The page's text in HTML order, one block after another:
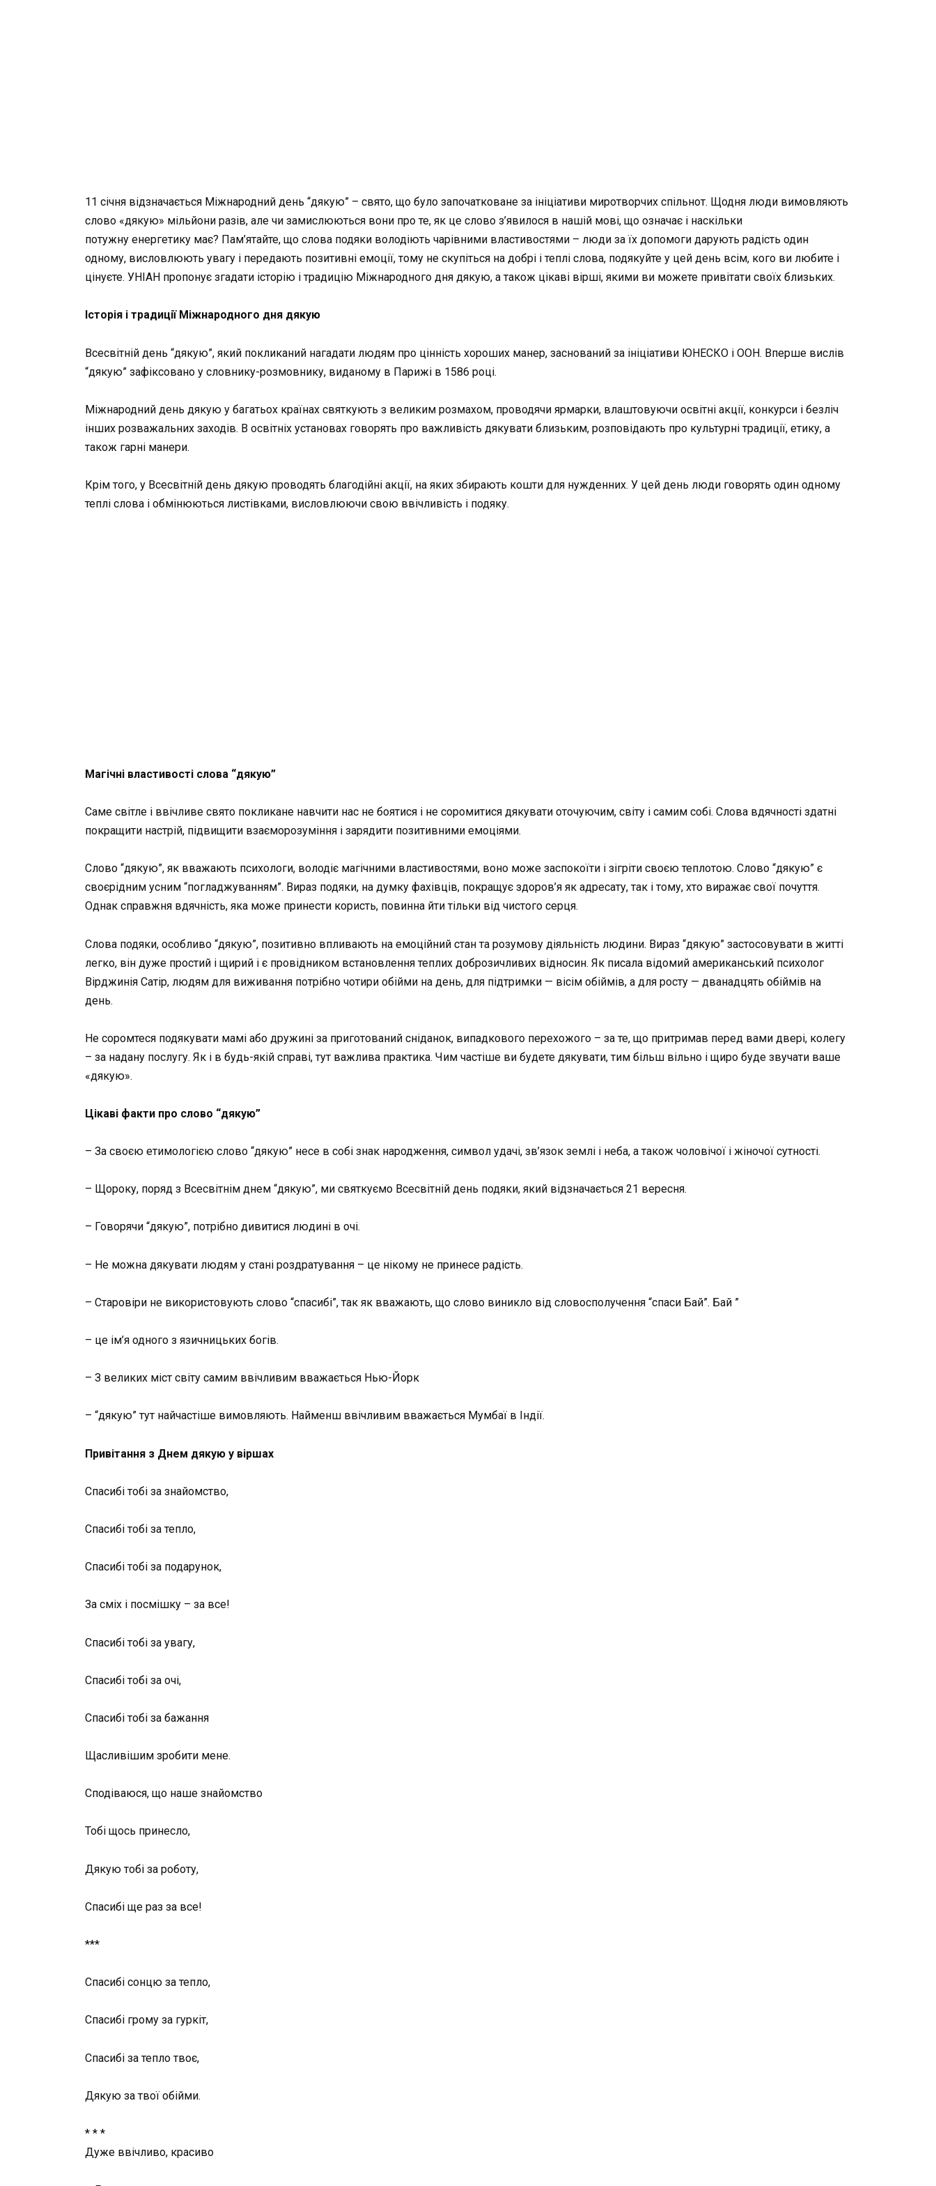
11 січня відзначається Міжнародний день “дякую” – свято, що було започатковане за ініціативи миротворчих спільнот. Щодня люди вимовляють
слово «дякую» мільйони разів, але чи замислюються вони про те, як це слово з’явилося в нашій мові, що означає і наскільки
потужну енергетику має? Пам’ятайте, що слова подяки володіють чарівними властивостями – люди за їх допомоги дарують радість один
одному, висловлюють увагу і передають позитивні емоції, тому не скупіться на добрі і теплі слова, подякуйте у цей день всім, кого ви любите і
цінуєте. УНІАН пропонує згадати історію і традицію Міжнародного дня дякую, а також цікаві вірші, якими ви можете привітати своїх близьких.
Історія і традиції Міжнародного дня дякую
Всесвітній день “дякую”, який покликаний нагадати людям про цінність хороших манер, заснований за ініціативи ЮНЕСКО і ООН. Вперше вислів
“дякую” зафіксовано у словнику-розмовнику, виданому в Парижі в 1586 році.
Міжнародний день дякую у багатьох країнах святкують з великим розмахом, проводячи ярмарки, влаштовуючи освітні акції, конкурси і безліч
інших розважальних заходів. В освітніх установах говорять про важливість дякувати близьким, розповідають про культурні традиції, етику, а
також гарні манери.
Крім того, у Всесвітній день дякую проводять благодійні акції, на яких збирають кошти для нужденних. У цей день люди говорять один одному
теплі слова і обмінюються листівками, висловлюючи свою ввічливість і подяку.
Магічні властивості слова “дякую”
Саме світле і ввічливе свято покликане навчити нас не боятися і не соромитися дякувати оточуючим, світу і самим собі. Слова вдячності здатні
покращити настрій, підвищити взаєморозуміння і зарядити позитивними емоціями.
Слово “дякую”, як вважають психологи, володіє магічними властивостями, воно може заспокоїти і зігріти своєю теплотою. Слово “дякую” є
своєрідним усним “погладжуванням”. Вираз подяки, на думку фахівців, покращує здоров’я як адресату, так і тому, хто виражає свої почуття.
Однак справжня вдячність, яка може принести користь, повинна йти тільки від чистого серця.
Слова подяки, особливо “дякую”, позитивно впливають на емоційний стан та розумову діяльність людини. Вираз “дякую” застосовувати в житті
легко, він дуже простий і щирий і є провідником встановлення теплих доброзичливих відносин. Як писала відомий американський психолог
Вірджинія Сатір, людям для виживання потрібно чотири обійми на день, для підтримки — вісім обіймів, а для росту — дванадцять обіймів на
день.
Не соромтеся подякувати мамі або дружині за приготований сніданок, випадкового перехожого – за те, що притримав перед вами двері, колегу
– за надану послугу. Як і в будь-якій справі, тут важлива практика. Чим частіше ви будете дякувати, тим більш вільно і щиро буде звучати ваше
«дякую».
Цікаві факти про слово “дякую”
– За своєю етимологією слово “дякую” несе в собі знак народження, символ удачі, зв’язок землі і неба, а також чоловічої і жіночої сутності.
– Щороку, поряд з Всесвітнім днем “дякую”, ми святкуємо Всесвітній день подяки, який відзначається 21 вересня.
– Говорячи “дякую”, потрібно дивитися людині в очі.
– Не можна дякувати людям у стані роздратування – це нікому не принесе радість.
– Старовіри не використовують слово “спасибі”, так як вважають, що слово виникло від словосполучення “спаси Бай”. Бай ”
– це ім’я одного з язичницьких богів.
– З великих міст світу самим ввічливим вважається Нью-Йорк
– “дякую” тут найчастіше вимовляють. Найменш ввічливим вважається Мумбаї в Індії.
Привітання з Днем дякую у віршах
Спасибі тобі за знайомство,
Спасибі тобі за тепло,
Спасибі тобі за подарунок,
За сміх і посмішку – за все!
Спасибі тобі за увагу,
Спасибі тобі за очі,
Спасибі тобі за бажання
Щасливішим зробити мене.
Сподіваюся, що наше знайомство
Тобі щось принесло,
Дякую тобі за роботу,
Спасибі ще раз за все!
***
Спасибі сонцю за тепло,
Спасибі грому за гуркіт,
Спасибі за тепло твоє,
Дякую за твої обійми.
* * *
Дуже ввічливо, красиво